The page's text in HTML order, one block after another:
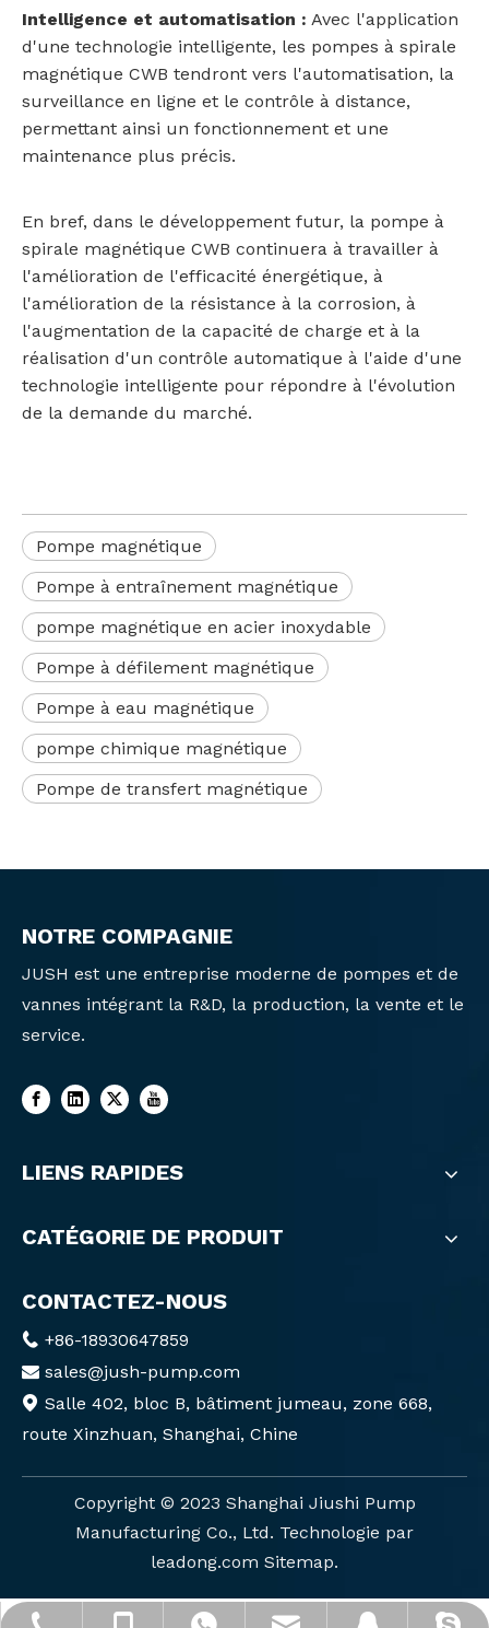
Intelligence et automatisation : Avec l'application
d'une technologie intelligente, les pompes à spirale
magnétique CWB tendront vers l'automatisation, la
surveillance en ligne et le contrôle à distance,
permettant ainsi un fonctionnement et une
maintenance plus précis.
En bref, dans le développement futur, la pompe à
spirale magnétique CWB continuera à travailler à
l'amélioration de l'efficacité énergétique, à
l'amélioration de la résistance à la corrosion, à
l'augmentation de la capacité de charge et à la
réalisation d'un contrôle automatique à l'aide d'une
technologie intelligente pour répondre à l'évolution
de la demande du marché.
Pompe magnétique
Pompe à entraînement magnétique
pompe magnétique en acier inoxydable
Pompe à défilement magnétique
Pompe à eau magnétique
pompe chimique magnétique
Pompe de transfert magnétique
NOTRE COMPAGNIE
JUSH est une entreprise moderne de pompes et de
vannes intégrant la R&D, la production, la vente et le
service.
LIENS RAPIDES
CATÉGORIE DE PRODUIT
CONTACTEZ-NOUS
 +86-18930647859
 sales@jush-pump.com
 Salle 402, bloc B, bâtiment jumeau, zone 668,
route Xinzhuan, Shanghai, Chine
Copyright ©️ 2023 Shanghai Jiushi Pump
Manufacturing Co., Ltd. Technologie par
leadong.com Sitemap.